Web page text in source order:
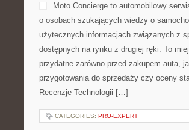
Moto Concierge to automobilowy
o osobach szukających wiedzy o
użytecznych informacjach związanych z
dostępnych na rynku z drugiej ręki. To
przydatne zarówno przed zakupem auta,
przygotowania do sprzedaży czy oceny
Recenzje Technologii […]
CATEGORIES: PRO-EXPERT